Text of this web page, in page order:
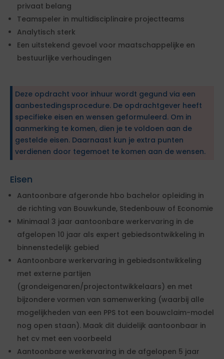
privaat belang
Teamspeler in multidisciplinaire projectteams
Analytisch sterk
Een uitstekend gevoel voor maatschappelijke en
bestuurlijke verhoudingen
Deze opdracht voor inhuur wordt gegund via een
aanbestedingsprocedure. De opdrachtgever heeft
specifieke eisen en wensen geformuleerd. Om in
aanmerking te komen, dien je te voldoen aan de
gestelde eisen. Daarnaast kun je extra punten
verdienen door tegemoet te komen aan de wensen.
Eisen
Aantoonbare afgeronde hbo bachelor opleiding in
de richting van Bouwkunde, Stedenbouw of Economie
Minimaal 3 jaar aantoonbare werkervaring in de
afgelopen 10 jaar als expert gebiedsontwikkeling in
binnenstedelijk gebied
Aantoonbare werkervaring in gebiedsontwikkeling
met externe partijen
(grondeigenaren/projectontwikkelaars) en met
bijzondere vormen van samenwerking (waarbij alle
mogelijkheden van een PPS tot een bouwclaim-model
nog open staan). Maak dit duidelijk aantoonbaar in
het cv met een voorbeeld
Aantoonbare werkervaring in de afgelopen 5 jaar